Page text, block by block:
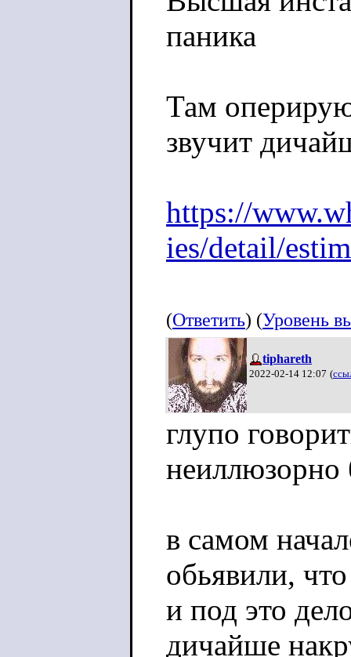
паника
Там
звучит
https://
ies/detail/
(Ответить) (Уровень
tiphareth
2022-02-14 12:07 (
глупо
неиллюзорно
в самом
обьявили,
и под это
дичайше